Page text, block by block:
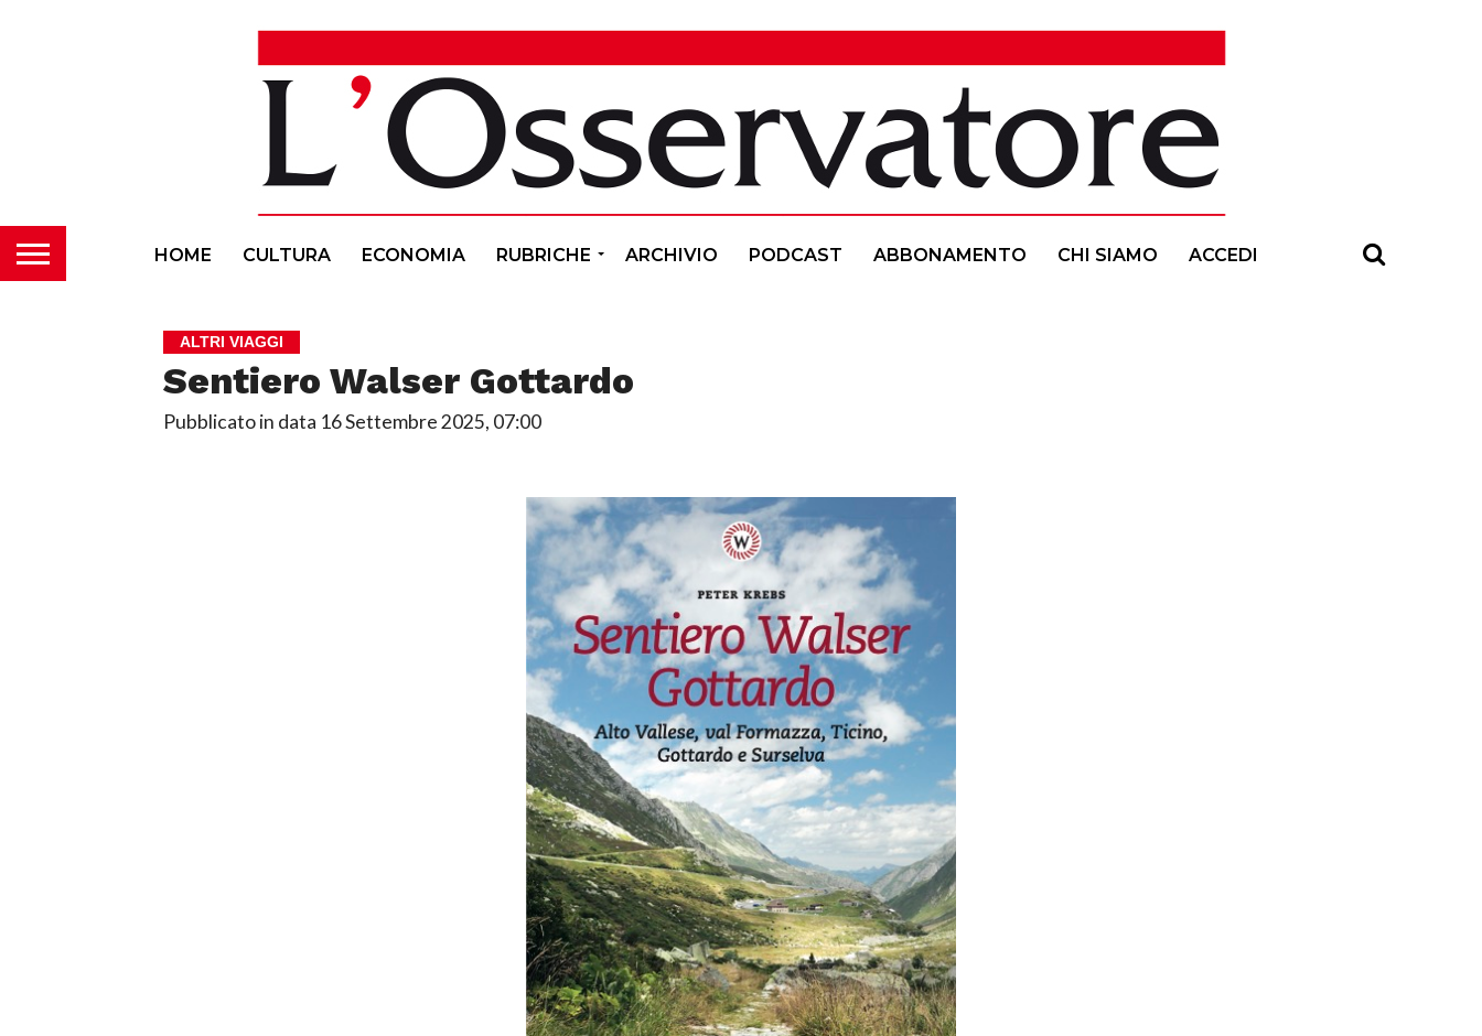
HOME CULTURA ECONOMIA RUBRICHE ARCHIVIO PODCAST ABBONAMENTO CHI SIAMO ACCEDI
ALTRI VIAGGI
Sentiero Walser Gottardo
Pubblicato in data 16 Settembre 2025, 07:00